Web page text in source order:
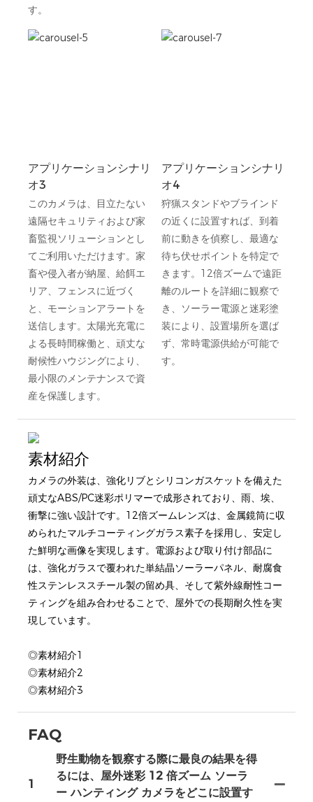
す。
アプリケーションシナリ
オ3
このカメラは、目立たない
遠隔セキュリティおよび家
畜監視ソリューションとし
てご利用いただけます。家
畜や侵入者が納屋、給餌エ
リア、フェンスに近づく
と、モーションアラートを
送信します。太陽光充電に
よる長時間稼働と、頑丈な
耐候性ハウジングにより、
最小限のメンテナンスで資
産を保護します。
アプリケーションシナリ
オ4
狩猟スタンドやブラインド
の近くに設置すれば、到着
前に動きを偵察し、最適な
待ち伏せポイントを特定で
きます。12倍ズームで遠距
離のルートを詳細に観察で
き、ソーラー電源と迷彩塗
装により、設置場所を選ば
ず、常時電源供給が可能で
す。
素材紹介
カメラの外装は、強化リブとシリコンガスケットを備えた
頑丈なABS/PC迷彩ポリマーで成形されており、雨、埃、
衝撃に強い設計です。12倍ズームレンズは、金属鏡筒に収
められたマルチコーティングガラス素子を採用し、安定し
た鮮明な画像を実現します。電源および取り付け部品に
は、強化ガラスで覆われた単結晶ソーラーパネル、耐腐食
性ステンレススチール製の留め具、そして紫外線耐性コー
ティングを組み合わせることで、屋外での長期耐久性を実
現しています。
◎素材紹介1
◎素材紹介2
◎素材紹介3
FAQ
1
野生動物を観察する際に最良の結果を得
るには、屋外迷彩 12 倍ズーム ソーラ
ー ハンティング カメラをどこに設置す